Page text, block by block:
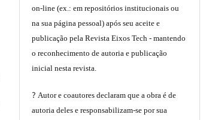
on-line (ex.: em repositórios institucionais ou
na sua página pessoal) após seu aceite e
publicação pela Revista Eixos Tech - mantendo
o reconhecimento de autoria e publicação
inicial nesta revista.
?Autor e coautores declaram que a obra é de
autoria deles e responsabilizam-se por sua